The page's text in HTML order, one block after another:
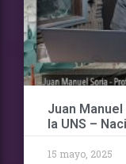
Juan
la UNS –
15 mayo, 2025